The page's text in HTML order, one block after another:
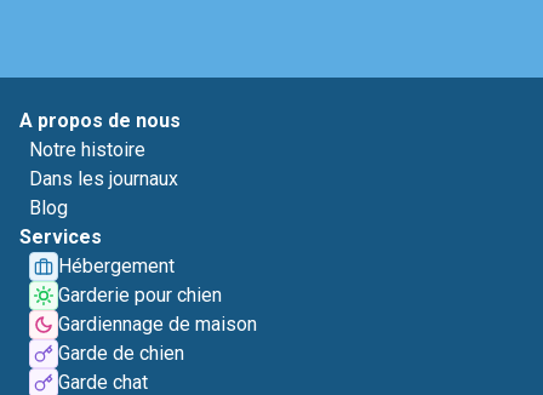
A propos de nous
Notre histoire
Dans les journaux
Blog
Services
Hébergement
Garderie pour chien
Gardiennage de maison
Garde de chien
Garde chat